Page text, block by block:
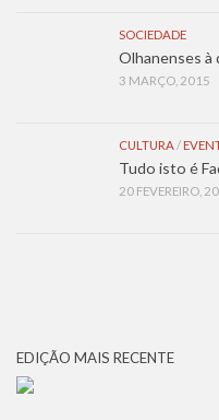
SOCIEDADE
Olhanenses à
3 MARÇO, 2015
CULTURA/
Tudo isto é
20 FEVEREIRO,
EDIÇÃO MAIS RECENTE